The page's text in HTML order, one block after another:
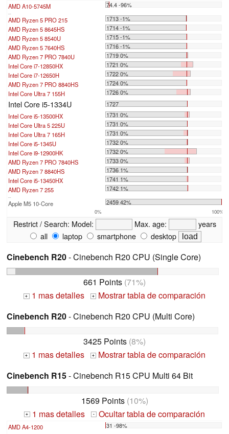
AMD A10-5745M 74.4 -96%
...
AMD Ryzen 5 PRO 215
1713 -1%
AMD Ryzen 5 8645HS
1714 -1%
AMD Ryzen 5 8540U
1715 -1%
AMD Ryzen 5 7640HS
1716 -1%
AMD Ryzen 7 PRO 7840U
1719 0%
Intel Core i7-12850HX
1721 0%
Intel Core i7-12650H
1722 0%
AMD Ryzen 7 PRO 8840HS
1724 0%
Intel Core Ultra 7 155H
1726 0%
Intel Core i5-1334U
1727
Intel Core i5-13500HX
1731 0%
Intel Core Ultra 5 225U
1731 0%
Intel Core Ultra 7 165H
1731 0%
Intel Core i5-1345U
1732 0%
Intel Core i9-12900HK
1732 0%
AMD Ryzen 7 PRO 7840HS
1733 0%
AMD Ryzen 7 8840HS
1736 1%
Intel Core i5-13450HX
1741 1%
AMD Ryzen 7 255
1742 1%
...
Apple M5 10-Core 2459 42%
0% 100%
Restrict / Search: Model: Max. age:
years
all
laptop smartphone desktop
Cinebench R20- Cinebench R20 CPU (Single Core)
661 Points (71%)
+ 1 mas detalles +
Mostrar tabla de comparación
Cinebench R20- Cinebench R20 CPU (Multi Core)
3425 Points (8%)
+ 1 mas detalles +
Mostrar tabla de comparación
Cinebench R15- Cinebench R15 CPU Multi 64 Bit
1569 Points(10%)
+ 1 mas detalles - Ocultar tabla de comparación
AMD A4-1200 31 -98%